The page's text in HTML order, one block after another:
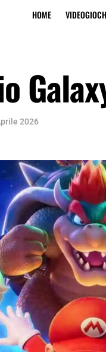
HOME
2026